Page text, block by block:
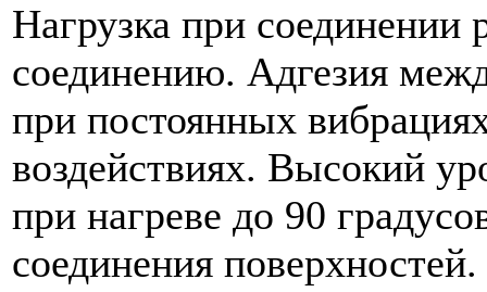
Нагрузка при соединении
соединению. Адгезия
при постоянных
воздействиях. Высокий
при нагреве до 90
соединения